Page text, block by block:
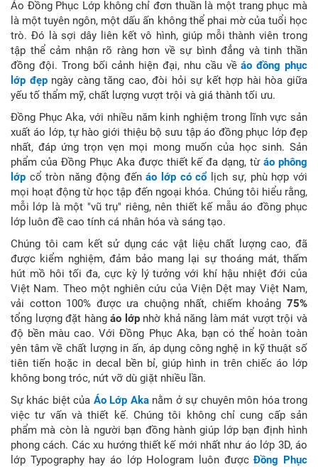
Áo Đồng Phục Lớp không chỉ đơn thuần là một trang phục mà
là một tuyên ngôn, một dấu ấn không thể phai mờ của tuổi học
trò. Đó là sợi dây liên kết vô hình, giúp mỗi thành viên trong
tập thể cảm nhận rõ ràng hơn về sự bình đẳng và tinh thần
đồng đội. Trong bối cảnh hiện đại, nhu cầu vềáo đồng phục
lớp đẹpngày càng tăng cao, đòi hỏi sự kết hợp hài hòa giữa
yếu tố thẩm mỹ, chất lượng vượt trội và giá thành tối ưu.
Đồng Phục Aka, với nhiều năm kinh nghiệm trong lĩnh vực sản
xuất áo lớp, tự hào giới thiệu bộ sưu tập áo đồng phục lớp đẹp
nhất, đáp ứng trọn vẹn mọi mong muốn của học sinh. Sản
phẩm của Đồng Phục Aka được thiết kế đa dạng, từáo phông
lớp cổ tròn năng động đếnáo lớp có cổlịch sự, phù hợp với
mọi hoạt động từ học tập đến ngoại khóa. Chúng tôi hiểu rằng,
mỗi lớp là một "vũ trụ" riêng, nên thiết kế mẫu áo đồng phục
lớp luôn đề cao tính cá nhân hóa và sáng tạo.
Chúng tôi cam kết sử dụng các vật liệu chất lượng cao, đã
được kiểm nghiệm, đảm bảo mang lại sự thoáng mát, thấm
hút mồ hôi tối đa, cực kỳ lý tưởng với khí hậu nhiệt đới của
Việt Nam. Theo một nghiên cứu của Viện Dệt may Việt Nam,
vải cotton 100% được ưa chuộng nhất, chiếm khoảng 75%
tổng lượng đặt hàngáo lớpnhờ khả năng làm mát vượt trội và
độ bền màu cao. Với Đồng Phục Aka, bạn có thể hoàn toàn
yên tâm về chất lượng in ấn, áp dụng công nghệ in kỹ thuật số
tiên tiến hoặc in decal bền bỉ, giúp hình in trên chiếc áo lớp
không bong tróc, nứt vỡ dù giặt nhiều lần.
Sự khác biệt của Áo Lớp Akanằm ở sự chuyên môn hóa trong
việc tư vấn và thiết kế. Chúng tôi không chỉ cung cấp sản
phẩm mà còn là người bạn đồng hành giúp lớp bạn định hình
phong cách. Các xu hướng thiết kế mới nhất như áo lớp 3D, áo
lớp Typography hay áo lớp Hologram luôn đượcĐồng Phục